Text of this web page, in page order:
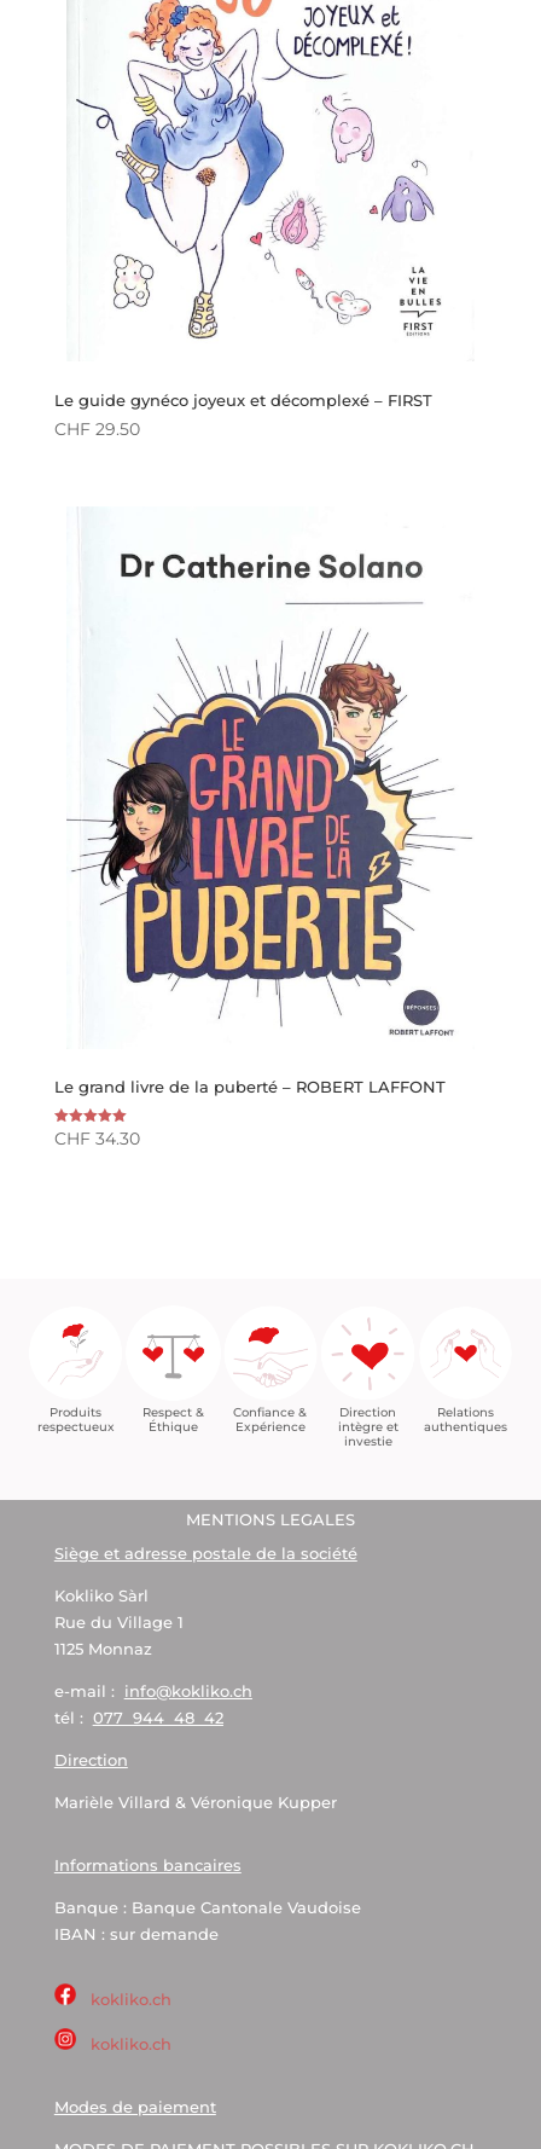
Le guide gynéco joyeux et décomplexé – FIRST
CHF29.50
Le grand livre de la puberté – ROBERT LAFFONT
Note
5.00
CHF34.30
Produits
respectueux
Respect &
Éthique
Confiance &
Expérience
Direction
intègre et
investie
Relations
authentiques
MENTIONS LEGALES
Siège et adresse postale de la société
Kokliko Sàrl
Rue du Village 1
1125 Monnaz
e-mail : info@kokliko.ch
tél : 077 944 48 42
Direction
Marièle Villard & Véronique Kupper
Informations bancaires
Banque : Banque Cantonale Vaudoise
IBAN : sur demande
kokliko.ch
kokliko.ch
Modes de paiement